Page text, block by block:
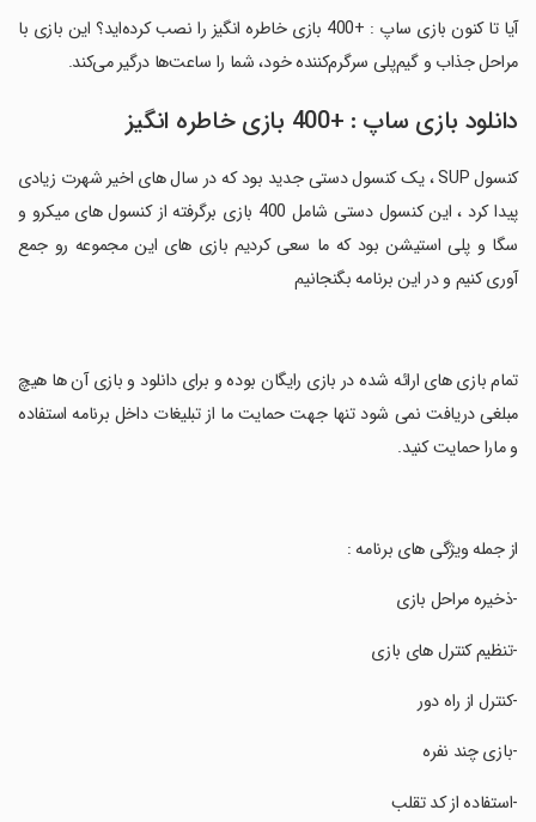
آیا تا کنون بازی ساپ : +400 بازی خاطره انگیز را نصب کرده‌اید؟ این بازی با
مراحل جذاب و گیم‌پلی سرگرم‌کننده خود، شما را ساعت‌ها درگیر می‌کند.
دانلود بازی ساپ : +400 بازی خاطره انگیز
کنسول SUP ، یک کنسول دستی جدید بود که در سال های اخیر شهرت زیادی
پیدا کرد ، این کنسول دستی شامل 400 بازی برگرفته از کنسول های میکرو و
سگا و پلی استیشن بود که ما سعی کردیم بازی های این مجموعه رو جمع
آوری کنیم و در این برنامه بگنجانیم
‏تمام بازی های ارائه شده در بازی رایگان بوده و برای دانلود و بازی آن ها هیچ
مبلغی دریافت نمی شود تنها جهت حمایت ما از تبلیغات داخل برنامه استفاده
و مارا حمایت کنید.
‏از جمله ویژگی های برنامه :
‏-ذخیره مراحل بازی
‏-تنظیم کنترل های بازی
‏-کنترل از راه دور
‏-بازی چند نفره
‏-استفاده از کد تقلب